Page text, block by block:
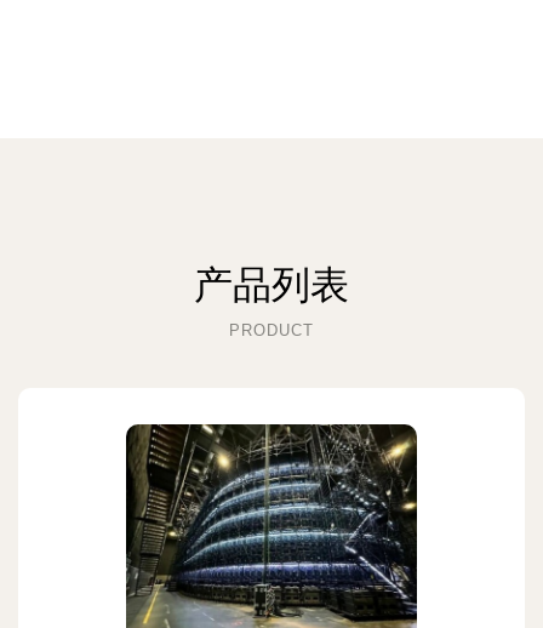
产品列表
PRODUCT